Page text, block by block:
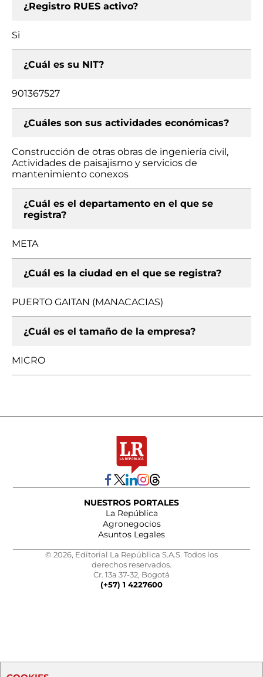
¿Registro RUES activo?
Si
¿Cuál es su NIT?
901367527
¿Cuáles son sus actividades económicas?
Construcción de otras obras de ingeniería civil,
Actividades de paisajismo y servicios de
mantenimiento conexos
¿Cuál es el departamento en el que se
registra?
META
¿Cuál es la ciudad en el que se registra?
PUERTO GAITAN (MANACACIAS)
¿Cuál es el tamaño de la empresa?
MICRO
NUESTROS PORTALES
La República
Agronegocios
Asuntos Legales
© 2026, Editorial La República S.A.S. Todos los
derechos reservados.
Cr. 13a 37-32, Bogotá
(+57) 1 4227600